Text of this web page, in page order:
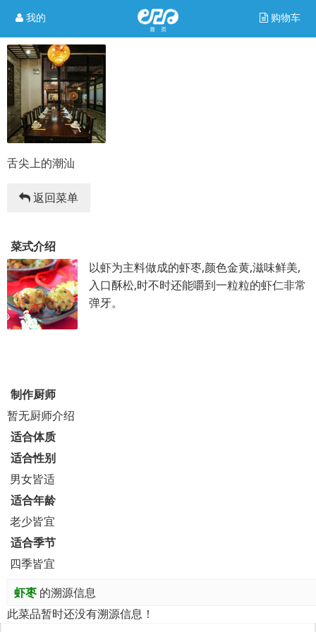
我的 购物车
舌尖上的潮汕
返回菜单
菜式介绍
以虾为主料做成的虾枣,颜色金黄,滋味鲜美,
入口酥松,时不时还能嚼到一粒粒的虾仁非常
弹牙。
制作厨师
暂无厨师介绍
适合体质
适合性别
男女皆适
适合年龄
老少皆宜
适合季节
四季皆宜
虾枣 的溯源信息
此菜品暂时还没有溯源信息！